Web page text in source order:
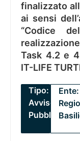
finalizzato
ai sensi
“Codice
Task 4.2 e
IT-LIFE
Tipo:
Avviso
Pubblico
Ente: